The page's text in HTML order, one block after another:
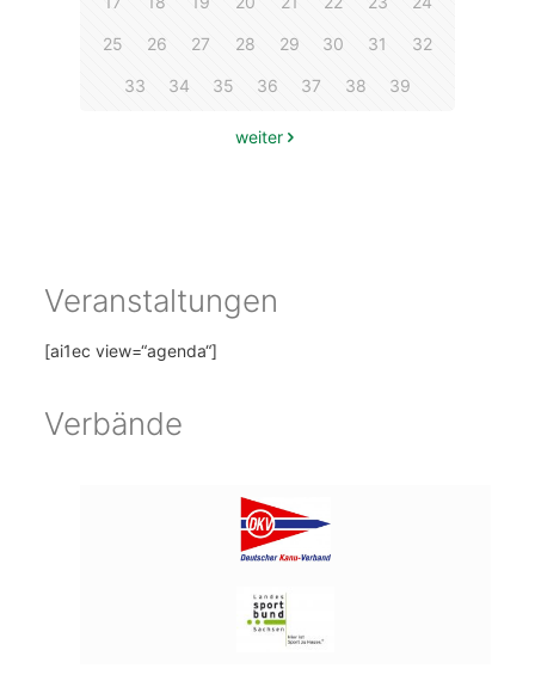
25 26 27 28 29 30 31 32
33 34 35 36 37 38 39
weiter
Veranstaltungen
[ai1ec view=“agenda“]
Verbände